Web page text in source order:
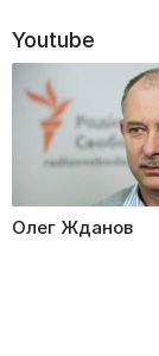
Youtube
Олег Жданов